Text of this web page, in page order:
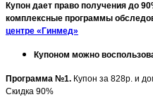
Купон дает право получения до
комплексные программы
центре «Гинмед»
Купоном можно
Программа №1. Купон за 828р. и
Скидка 90%